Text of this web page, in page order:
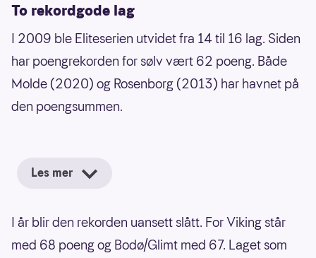
To rekordgode lag
I 2009 ble Eliteserien utvidet fra 14 til 16 lag. Siden
har poengrekorden for sølv vært 62 poeng. Både
Molde (2020) og Rosenborg (2013) har havnet på
den poengsummen.
Les mer
I år blir den rekorden uansett slått. For Viking står
med 68 poeng og Bodø/Glimt med 67. Laget som